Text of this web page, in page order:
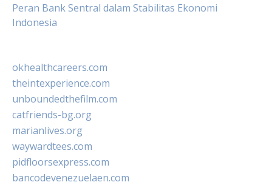
Peran Bank Sentral dalam Stabilitas Ekonomi
Indonesia
okhealthcareers.com
theintexperience.com
unboundedthefilm.com
catfriends-bg.org
marianlives.org
waywardtees.com
pidfloorsexpress.com
bancodevenezuelaen.com